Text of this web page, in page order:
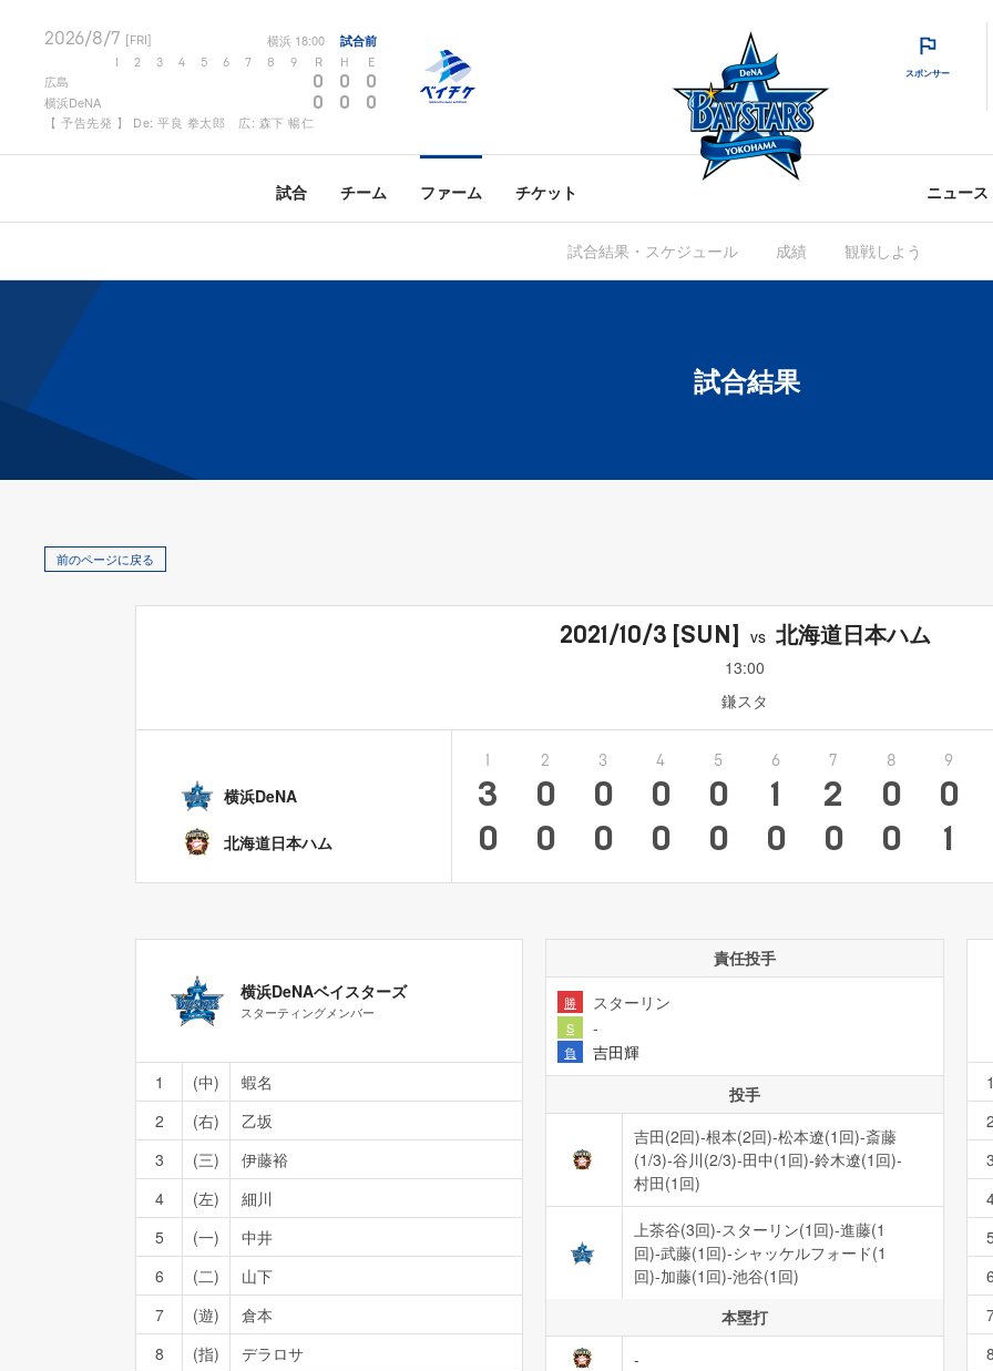
2026/8/7 [FRI] 横浜 18:00 試合前
2 3 4 5 6 7 8 9 R H E
広島 0 0 0
横浜DeNA 0 0 0
【 予告先発 】 De: 平良 拳太郎 広: 森下 暢仁
スポンサー
試合 チーム ファーム チケット ニュース
試合結果・スケジュール 成績 観戦しよう
試合結果
前のページに戻る
2021/10/3 [SUN] vs 北海道日本ハム
13:00
鎌スタ
横浜DeNA
北海道日本ハム
3
0
2
0
0
3
0
0
4
0
0
5
0
0
6
1
0
7
2
0
8
0
0
9
0
1
横浜DeNAベイスターズ
スターティングメンバー
1 (中)
蝦名
2
(右)
乙坂
3
(三)
伊藤裕
4
(左)
細川
5
(一)
中井
6
(二)
山下
7
(遊)
倉本
8
(指)
デラロサ
責任投手
勝 スターリン
S -
負
吉田輝
投手
吉田(2回)-根本(2回)-松本遼(1回)-斎藤
(1/3)-谷川(2/3)-田中(1回)-鈴木遼(1回)-
村田(1回)
上茶谷(3回)-スターリン(1回)-進藤(1
回)-武藤(1回)-シャッケルフォード(1
回)-加藤(1回)-池谷(1回)
本塁打
-
1
2
3
5
6
8